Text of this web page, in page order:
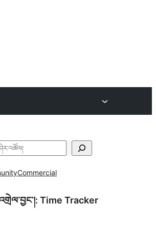
Commercial
Time Tracker